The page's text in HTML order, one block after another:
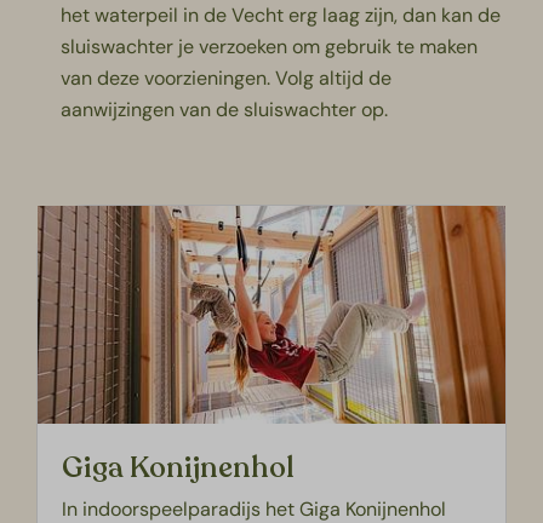
het waterpeil in de Vecht erg laag zijn, dan kan de
sluiswachter je verzoeken om gebruik te maken
van deze voorzieningen. Volg altijd de
aanwijzingen van de sluiswachter op.
Giga Konijnenhol
In indoorspeelparadijs het Giga Konijnenhol